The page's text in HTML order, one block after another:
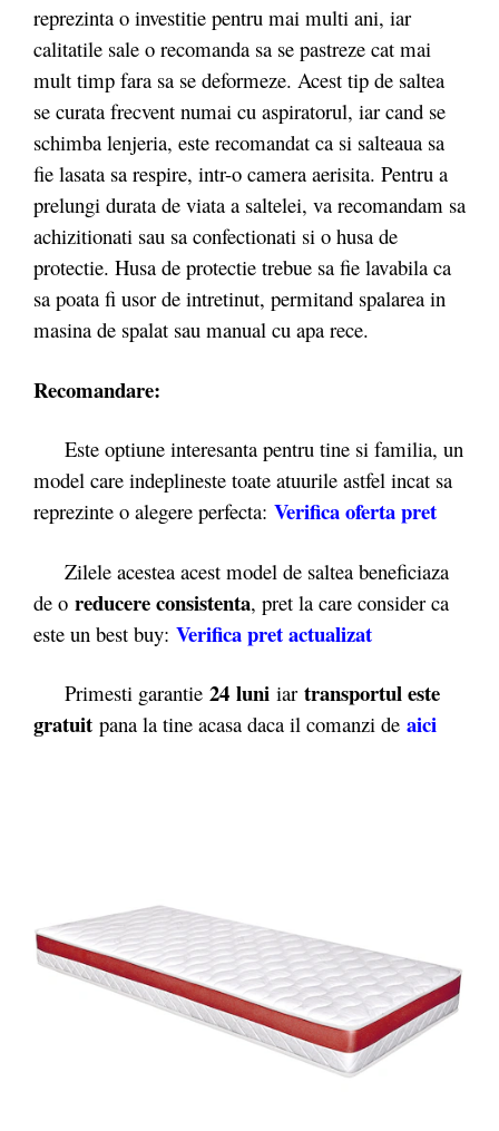
reprezinta o investitie pentru mai multi ani, iar
calitatile sale o recomanda sa se pastreze cat mai
mult timp fara sa se deformeze. Acest tip de saltea
se curata frecvent numai cu aspiratorul, iar cand se
schimba lenjeria, este recomandat ca si salteaua sa
fie lasata sa respire, intr-o camera aerisita. Pentru a
prelungi durata de viata a saltelei, va recomandam sa
achizitionati sau sa confectionati si o husa de
protectie. Husa de protectie trebue sa fie lavabila ca
sa poata fi usor de intretinut, permitand spalarea in
masina de spalat sau manual cu apa rece.
Recomandare:
Este optiune interesanta pentru tine si familia, un
model care indeplineste toate atuurile astfel incat sa
reprezinte o alegere perfecta: Verifica oferta pret
Zilele acestea acest model de saltea beneficiaza
de o reducere consistenta, pret la care consider ca
este un best buy: Verifica pret actualizat
Primesti garantie 24 luni iar transportul este
gratuit pana la tine acasa daca il comanzi de aici